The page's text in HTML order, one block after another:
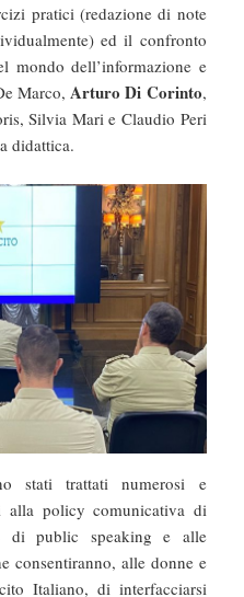
pratici (redazione di note
ed il confronto
mondo dell’informazione e
Marco,Arturo Di Corinto,
Silvia Mari e Claudio Peri
didattica.
stati trattati numerosi e
alla policy comunicativa di
di public speaking e alle
consentiranno, alle donne e
Italiano, di interfacciarsi